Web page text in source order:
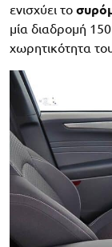
ενισχύει το
μία διαδρομή
χωρητικότητα